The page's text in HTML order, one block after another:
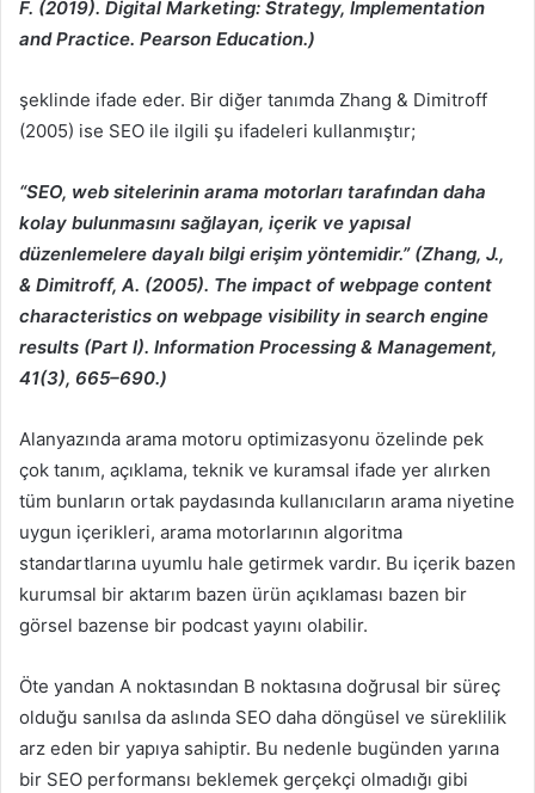
F. (2019). Digital Marketing: Strategy, Implementation
and Practice. Pearson Education.)
şeklinde ifade eder. Bir diğer tanımda Zhang & Dimitroff
(2005) ise SEO ile ilgili şu ifadeleri kullanmıştır;
“SEO, web sitelerinin arama motorları tarafından daha
kolay bulunmasını sağlayan, içerik ve yapısal
düzenlemelere dayalı bilgi erişim yöntemidir.” (Zhang, J.,
& Dimitroff, A. (2005). The impact of webpage content
characteristics on webpage visibility in search engine
results (Part I). Information Processing & Management,
41(3), 665–690.)
Alanyazında arama motoru optimizasyonu özelinde pek
çok tanım, açıklama, teknik ve kuramsal ifade yer alırken
tüm bunların ortak paydasında kullanıcıların arama niyetine
uygun içerikleri, arama motorlarının algoritma
standartlarına uyumlu hale getirmek vardır. Bu içerik bazen
kurumsal bir aktarım bazen ürün açıklaması bazen bir
görsel bazense bir podcast yayını olabilir.
Öte yandan A noktasından B noktasına doğrusal bir süreç
olduğu sanılsa da aslında SEO daha döngüsel ve süreklilik
arz eden bir yapıya sahiptir. Bu nedenle bugünden yarına
bir SEO performansı beklemek gerçekçi olmadığı gibi